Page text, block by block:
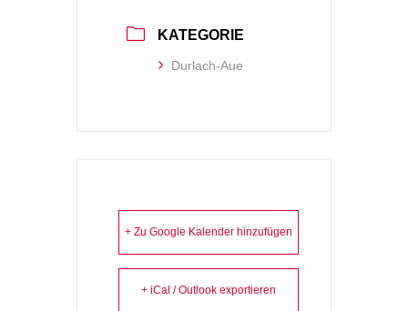
KATEGORIE
Durlach-Aue
+ Zu Google Kalender hinzufügen
+ iCal / Outlook exportieren